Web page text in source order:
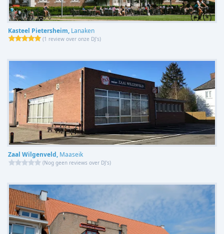
Kasteel Pietersheim, Lanaken
(1 review over onze DJ's)
Zaal Wilgenveld, Maaseik
(Nog geen reviews over DJ's)